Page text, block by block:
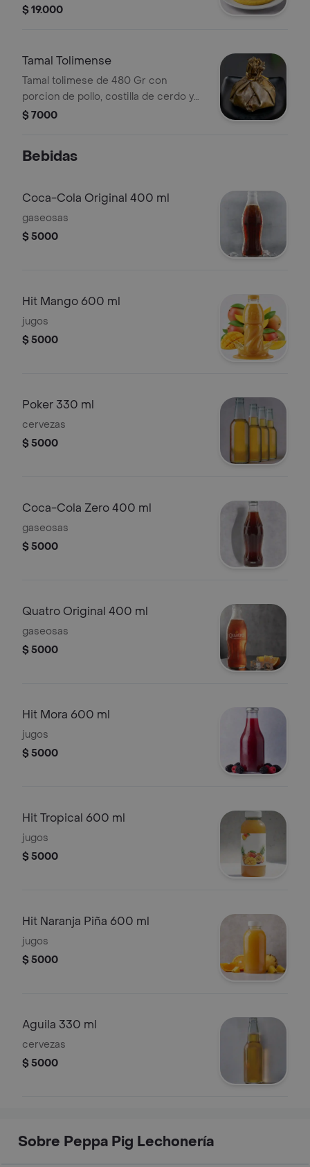
400 ml a elegir.
$ 19.000
Tamal Tolimense
Tamal tolimese de 480 Gr con
porcion de pollo, costilla de cerdo y
arepa, bebida 400 ml a elegir.
$ 7000
Bebidas
Coca-Cola Original 400 ml
gaseosas
$ 5000
Hit Mango 600 ml
jugos
$ 5000
Poker 330 ml
cervezas
$ 5000
Coca-Cola Zero 400 ml
gaseosas
$ 5000
Quatro Original 400 ml
gaseosas
$ 5000
Hit Mora 600 ml
jugos
$ 5000
Hit Tropical 600 ml
jugos
$ 5000
Hit Naranja Piña 600 ml
jugos
$ 5000
Aguila 330 ml
cervezas
$ 5000
Sobre Peppa Pig Lechonería